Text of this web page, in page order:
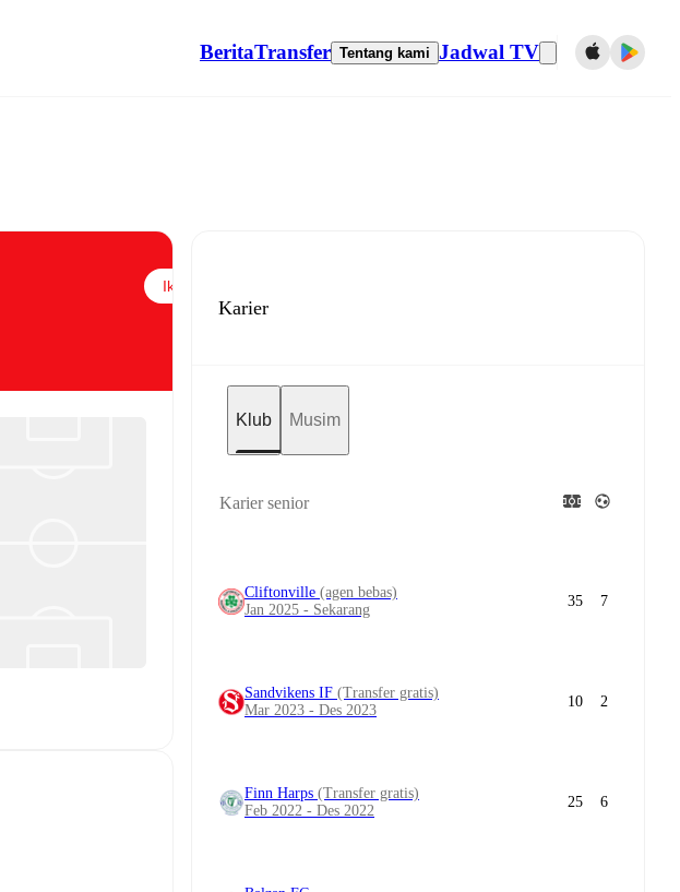
BeritaTransfer Tentang kami Jadwal TV
Ikuti
Karier
Klub Musim
Karier senior
Cliftonville (agen bebas)
Jan 2025 - Sekarang
35 7
Sandvikens IF (Transfer gratis)
Mar 2023 - Des 2023
10 2
Finn Harps (Transfer gratis)
Feb 2022 - Des 2022
25 6